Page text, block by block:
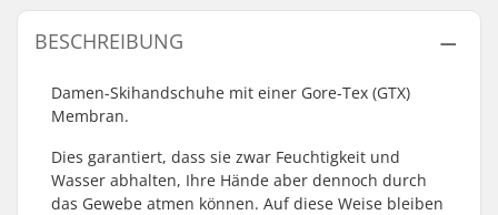
BESCHREIBUNG
Damen-Skihandschuhe mit einer Gore-Tex (GTX)
Membran.
Dies garantiert, dass sie zwar Feuchtigkeit und
Wasser abhalten, Ihre Hände aber dennoch durch
das Gewebe atmen können. Auf diese Weise bleiben